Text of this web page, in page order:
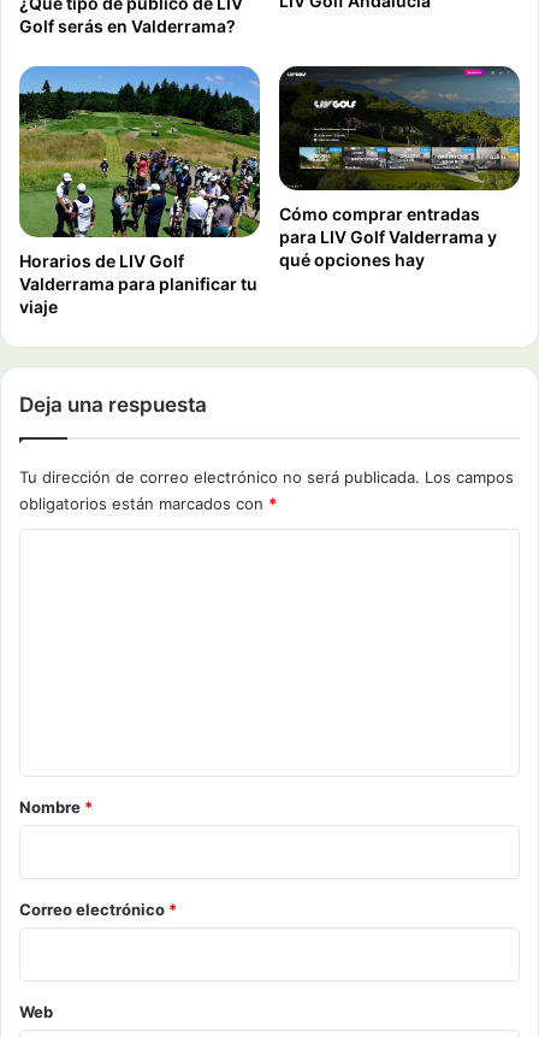
Golf serás en Valderrama?
Horarios de LIV Golf
Valderrama para planificar tu
viaje
Cómo comprar entradas
para LIV Golf Valderrama y
qué opciones hay
Deja una respuesta
Tu dirección de correo electrónico no será publicada. Los campos
obligatorios están marcados con *
r
o
*
Nombre *
Correo electrónico *
Web